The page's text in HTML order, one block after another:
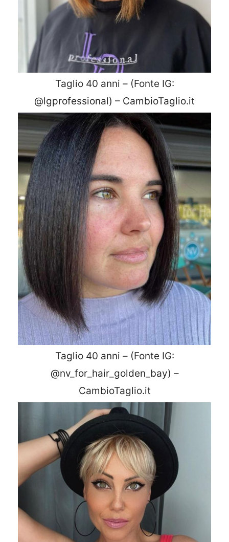
Taglio 40 anni – (Fonte IG:
@lgprofessional) – CambioTaglio.it
Taglio 40 anni – (Fonte IG:
@nv_for_hair_golden_bay) –
CambioTaglio.it